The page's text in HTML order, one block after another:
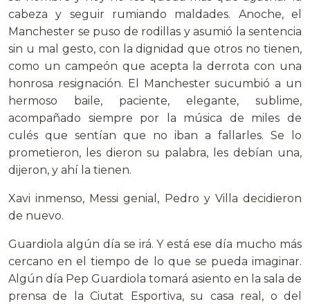
cabeza y seguir rumiando maldades. Anoche, el
Manchester se puso de rodillas y asumió la sentencia
sin u mal gesto, con la dignidad que otros no tienen,
como un campeón que acepta la derrota con una
honrosa resignación. El Manchester sucumbió a un
hermoso baile, paciente, elegante, sublime,
acompañado siempre por la música de miles de
culés que sentían que no iban a fallarles. Se lo
prometieron, les dieron su palabra, les debían una,
dijeron, y ahí la tienen.
Xavi inmenso, Messi genial, Pedro y Villa decidieron
de nuevo.
Guardiola algún día se irá. Y está ese día mucho más
cercano en el tiempo de lo que se pueda imaginar.
Algún día Pep Guardiola tomará asiento en la sala de
prensa de la Ciutat Esportiva, su casa real, o del